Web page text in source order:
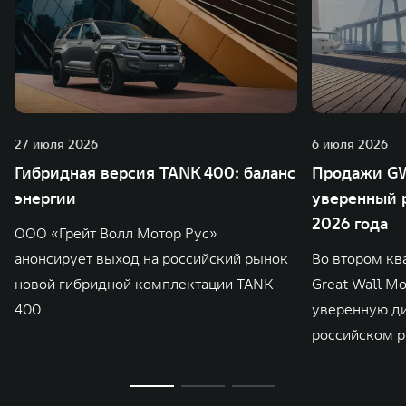
27 июля 2026
Гибридная версия TANK 400: баланс
энергии
ООО «Грейт Волл Мотор Рус»
анонсирует выход на российский рынок
новой гибридной комплектации TANK
400
6 июля 2026
Продажи
уверенный
2026 года
Во втором
Great Wall
уверенную
российском